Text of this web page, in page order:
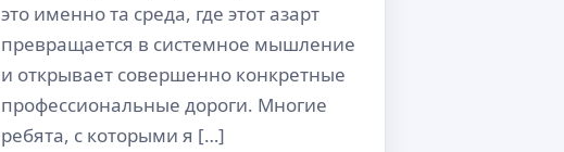
это именно та среда, где этот азарт
превращается в системное мышление
и открывает совершенно конкретные
профессиональные дороги. Многие
ребята, с которыми я […]